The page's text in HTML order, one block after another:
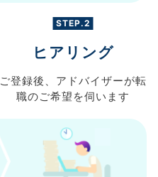
STEP.2
ヒアリング
ご登録後、 アドバイザーが転
職のご希望を伺います